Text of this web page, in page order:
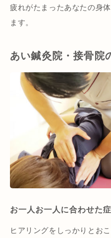
疲れがたまったあなたの身
ます。
あい鍼灸院・接骨院
お一人お一人に合わせた
ヒアリングをしっかりとお